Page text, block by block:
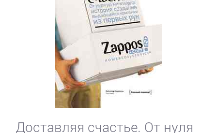
Доставляя счастье. От нуля